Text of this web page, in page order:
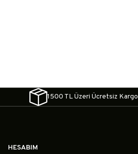
1500 TL Üzeri Ücretsiz Kargo
HESABIM